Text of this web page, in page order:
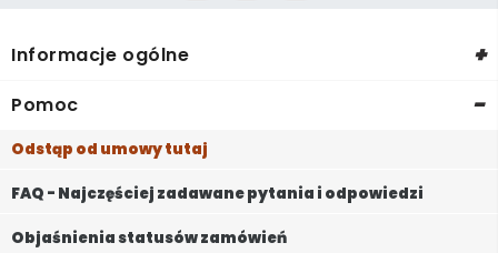
Informacje ogólne +
Pomoc -
Odstąp od umowy tutaj
FAQ - Najczęściej zadawane pytania i odpowiedzi
Objaśnienia statusów zamówień